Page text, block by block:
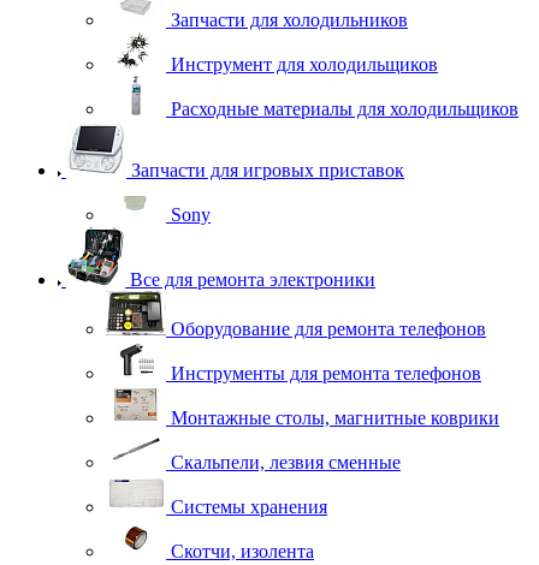
Запчасти для холодильников
Инструмент для холодильщиков
Расходные материалы для холодильщиков
Запчасти для игровых приставок
Sony
Все для ремонта электроники
Оборудование для ремонта телефонов
Инструменты для ремонта телефонов
Монтажные столы, магнитные коврики
Скальпели, лезвия сменные
Системы хранения
Скотчи, изолента